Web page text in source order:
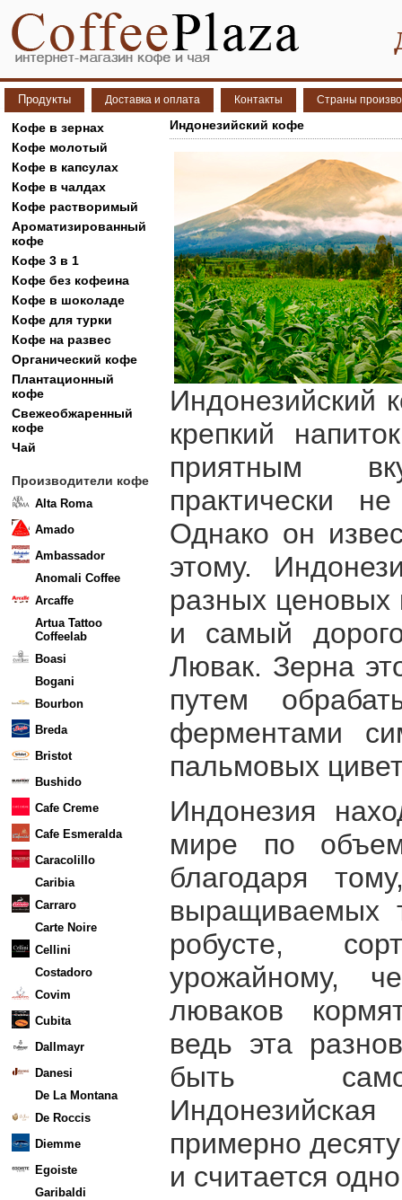
Продукты Доставка и оплата Контакты Страны
Кофе в зернах
Кофе молотый
Кофе в капсулах
Кофе в чалдах
Кофе растворимый
Ароматизированный
кофе
Кофе 3 в 1
Кофе без кофеина
Кофе в шоколаде
Кофе для турки
Кофе на развес
Органический кофе
Плантационный
кофе
Свежеобжаренный
кофе
Чай
Производители кофе
Alta Roma
Amado
Ambassador
Anomali Coffee
Arcaffe
Artua Tattoo
Coffeelab
Boasi
Bogani
Bourbon
Breda
Bristot
Bushido
Cafe Creme
Cafe Esmeralda
Caracolillo
Caribia
Carraro
Carte Noire
Cellini
Costadoro
Covim
Cubita
Dallmayr
Danesi
De La Montana
De Roccis
Diemme
Egoiste
Garibaldi
Индонезийский кофе
Индонезийский
крепкий
приятным
практически
Однако он
этому.
разных ценовых
и самый
Лювак. Зерна
путем
ферментами
пальмовых
Индонезия
мире по
благодаря
выращиваемых
робусте,
урожайному,
люваков
ведь эта
быть
примерно
и считается